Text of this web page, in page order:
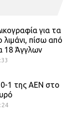
για τα
πίσω από
18 Άγγλων
0-1 της ΑΕΝ στο